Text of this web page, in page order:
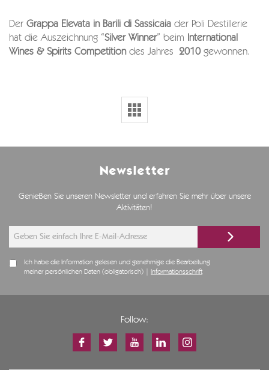
Der Grappa Elevata in Barili di Sassicaia der Poli Destillerie
hat die Auszeichnung “Silver Winner” beim International
Wines & Spirits Competitiondes Jahres 2010gewonnen.
Newsletter
Genießen Sie unseren Newsletter und erfahren Sie mehr über unsere
Aktivitäten!
Ich habe die Information gelesen und genehmige die Bearbeitung
meiner persönlichen Daten (obligatorisch) |
Informationsschrift
Follow: